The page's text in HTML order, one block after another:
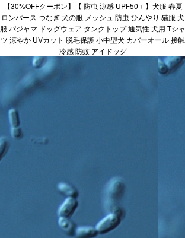
【30%OFFクーポン】【 防虫 涼感 UPF50＋】犬服 春夏
ロンパース つなぎ 犬の服 メッシュ 防虫 ひんやり 猫服 犬
服 パジャマ ドッグウェア タンクトップ 通気性 犬用 Tシャ
ツ 涼やか UVカット 脱毛保護 小中型犬 カバーオール 接触
冷感 防蚊 アイドッグ